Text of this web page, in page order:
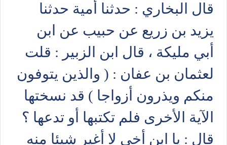
قال البخاري : حدثنا أمية حدثنا
يزيد بن زريع عن حبيب عن ابن
أبي مليكة ، قال ابن الزبير : قلت
لعثمان بن عفان : ( والذين يتوفون
منكم ويذرون أزواجا ) قد نسختها
الآية الأخرى فلم تكتبها أو تدعها ؟
قال : يا ابن أخي لا أغير شيئا منه